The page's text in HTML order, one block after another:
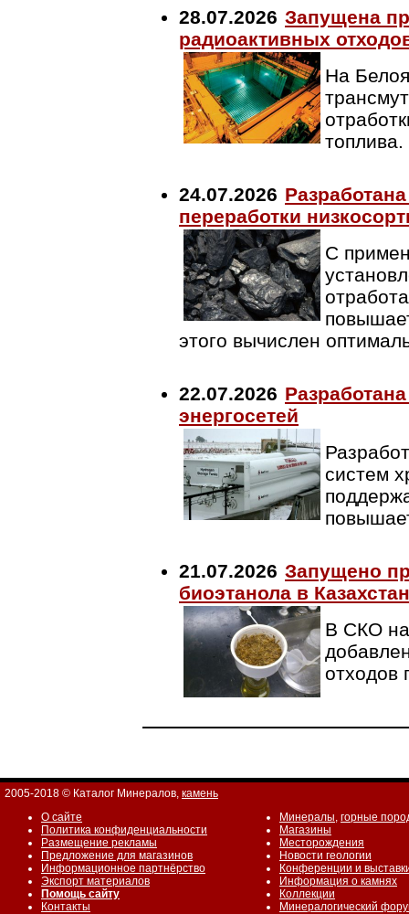
28.07.2026 Запущена
радиоактивных
На
топлива.
24.07.2026
переработки
С
этого вычислен
22.07.2026
энергосетей
систем
21.07.2026 Запущено
биоэтанола в
В СКО
отходов
2005-2018 © Каталог Минералов, камень
О сайте
Политика конфиденциальности
Размещение рекламы
Предложение для магазинов
Информационное партнёрство
Экспорт материалов
Помощь сайту
Контакты
Минералы, горные
Магазины
Месторождения
Новости геологии
Конференции и
Информация о камнях
Коллекции
Минералогический